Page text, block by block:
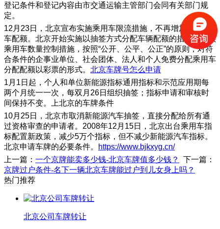
登记条件和登记内容由市交通运输主管部门会同有关部门规
定。
12月23日，北京宣布实施乘用车限流措施，不再增加公务用
车配额。北京开始实施以抽签方式分配车辆配额的措施。落实
乘用车数量控制措施，按照“公开、公平、公正”的原则，对符
合条件的企事业单位、社会团体、法人和个人免费分配乘用车
分配配额以彩票的形式。 北京车牌号怎么申请
1月1日起，个人和单位新能源指标通用指标和示范应用期每
两个月统一一次，每双月26日组织抽签；指标申请和审核时
间保持不变。上北京的车牌条件
10月25日，北京市取消新能源汽车抽签，直接分配给所有通
过资格审查的申请者。2008年12月15日，北京出台乘用车指
标配置新政策，减少5万个指标，但不减少新能源汽车指标。
北京申请车牌的必要条件。
https://www.bjkxyg.cn/
上一篇： 一个京牌能卖多少钱-北京车牌值多少钱？
下一篇：
京牌过户条件-名下一辆北京车牌能过户到儿女身上吗？
热门推荐
北京公司车牌转让